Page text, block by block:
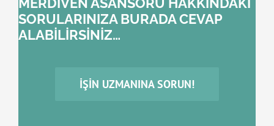
SORULARINIZA BURADA CEVAP
ALABİLİRSİNİZ…
İŞIN UZMANINA SORUN!